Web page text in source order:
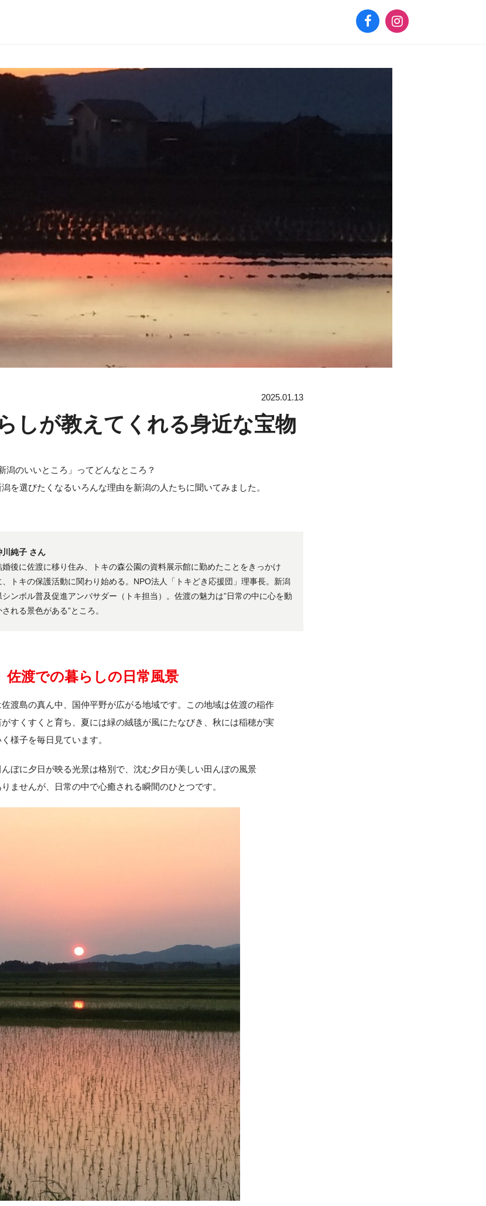
2025.01.13
しが教えてくれる身近な宝物
潟のいいところ」ってどんなところ？
潟を選びたくなるいろんな理由を新潟の人たちに聞いてみました。
川純子 さん
婚後に佐渡に移り住み、トキの森公園の資料展示館に勤めたことをきっかけ
、トキの保護活動に関わり始める。NPO法人「トキどき応援団」理事長。新潟
シンボル普及促進アンバサダー（トキ担当）。佐渡の魅力は”日常の中に心を動
される景色がある”ところ。
佐渡での暮らしの日常風景
渡島の真ん中、国仲平野が広がる地域です。この地域は佐渡の稲作
すくすくと育ち、夏には緑の絨毯が風にたなびき、秋には稲穂が実
様子を毎日見ています。
ぼに夕日が映る光景は格別で、沈む夕日が美しい田んぼの風景
ませんが、日常の中で心癒される瞬間のひとつです。